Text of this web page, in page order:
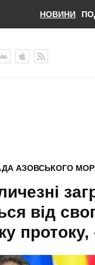
НОВИНИ
АЗОВСЬКОГО
від